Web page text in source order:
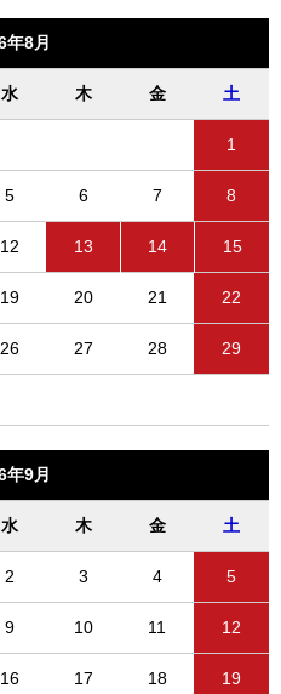
年8月
水 木 金 土
1
5 6 7 8
12 13 14 15
19 20 21 22
26 27 28 29
年9月
水 木 金 土
2 3 4 5
9 10 11 12
16 17 18 19